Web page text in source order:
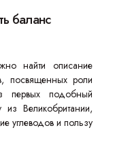
баланс
найти описание
посвященных роли
первых подобный
из Великобритании,
углеводов и пользу